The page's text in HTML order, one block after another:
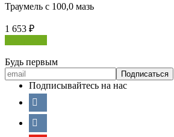
Траумель с 100,0 мазь
1 653 ₽
Будь первым
Подписывайтесь на нас